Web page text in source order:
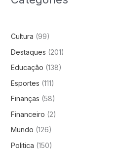
Cultura (99)
Destaques (201)
Educação (138)
Esportes (111)
Finanças (58)
Financeiro (2)
Mundo (126)
Politica (150)